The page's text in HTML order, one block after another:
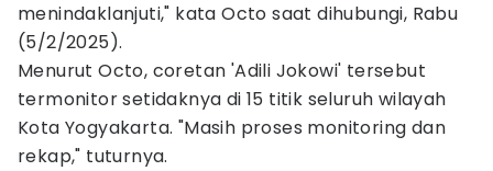
menindaklanjuti," kata Octo saat dihubungi, Rabu
(5/2/2025).
Menurut Octo, coretan 'Adili Jokowi' tersebut
termonitor setidaknya di 15 titik seluruh wilayah
Kota Yogyakarta. "Masih proses monitoring dan
rekap," tuturnya.